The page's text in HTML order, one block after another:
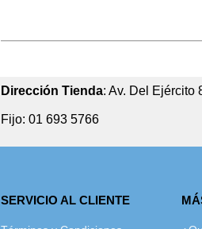
Dirección Tienda: Av. Del Ejército
Fijo: 01 693 5766
SERVICIO AL CLIENTE